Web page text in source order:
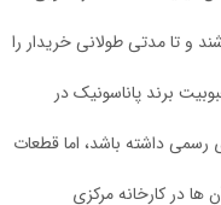
و تا مدتی طولانی خریدار را
برند پاناسونیک در
رسمی داشته باشد، اما قطعات
در کارخانه مرکزی